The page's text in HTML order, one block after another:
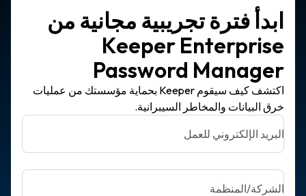
ابدأ فترة تجريبية مجانية من
Keeper Enterprise
Password Manager
اكتشف كيف سيقوم Keeper بحماية مؤسستك من عمليات
خرق البيانات والمخاطر السيبرانية.
البريد الإلكتروني للعمل
الشركة/المنظمة